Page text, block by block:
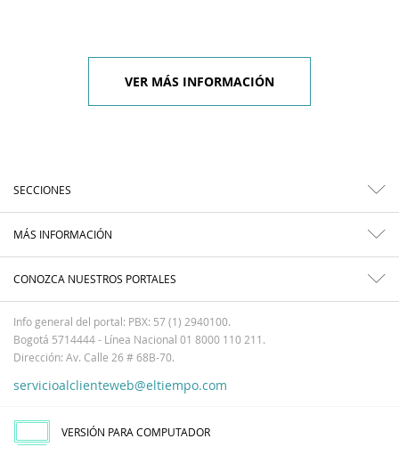
VER MÁS INFORMACIÓN
SECCIONES
MÁS INFORMACIÓN
CONOZCA NUESTROS PORTALES
Info general del portal: PBX: 57 (1) 2940100.
Bogotá 5714444 - Línea Nacional 01 8000 110 211.
Dirección: Av. Calle 26 # 68B-70.
servicioalclienteweb@eltiempo.com
VERSIÓN PARA COMPUTADOR